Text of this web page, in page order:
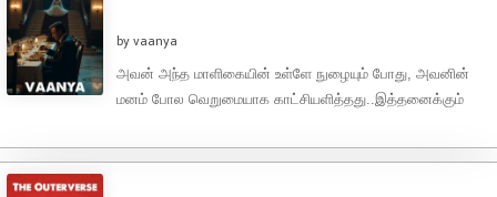
by vaanya
அவன் அந்த மாளிகையின் உள்ளே நுழையும் போது, அவனின்
மனம் போல வெறுமையாக காட்சியளித்தது..இத்தனைக்கும்
அவரவர் தங்களின் இரவு ...